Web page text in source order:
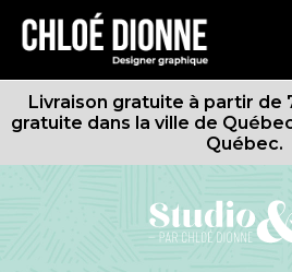
Livraison gratuite à partir de
gratuite dans la ville de
Québec.